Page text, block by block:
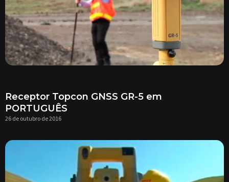
Receptor Topcon GNSS GR-5 em
PORTUGUÊS
26 de outubro de 2016